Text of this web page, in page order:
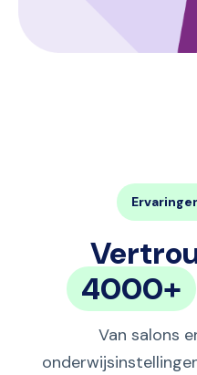
4000+
Van salons